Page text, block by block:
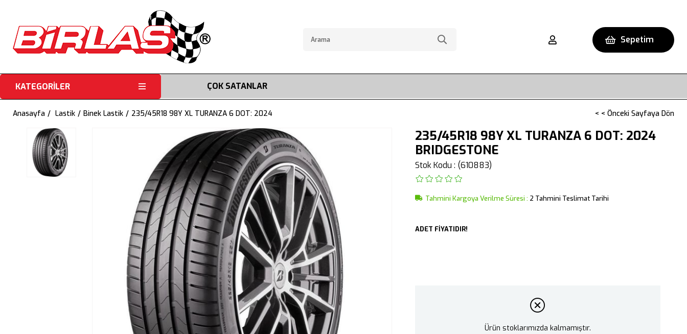
Sepetim
KATEGORİLER ÇOK SATANLAR
Anasayfa Lastik Binek Lastik 235/45R18 98Y XL TURANZA 6 DOT: 2024 < < Önceki Sayfaya Dön
235/45R18 98Y XL TURANZA 6 DOT: 2024
BRIDGESTONE
Stok Kodu (610883)
Tahmini Kargoya Verilme Süresi : 2 Tahmini Teslimat Tarihi
ADET FİYATIDIR!
Ürün stoklarımızda kalmamıştır.